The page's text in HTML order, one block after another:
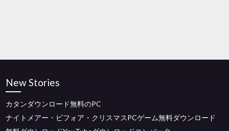
New Stories
カタンダウンロード無料のPC
ナイトメアー・ビフォア・クリスマスPCゲーム無料ダウンロード